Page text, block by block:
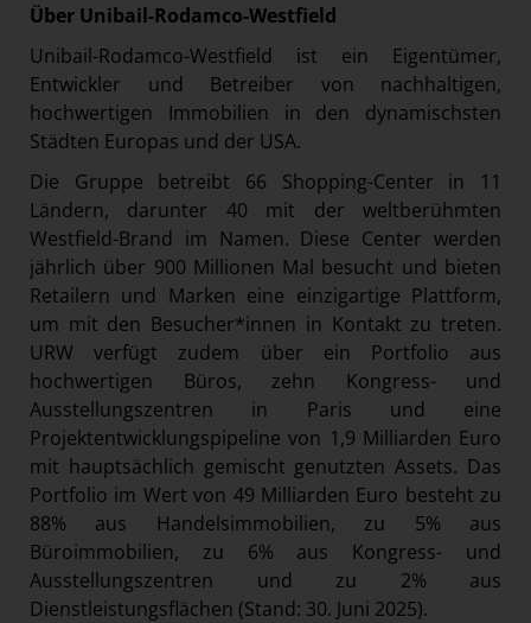
Über Unibail-Rodamco-Westfield
Unibail-Rodamco-Westfield ist ein Eigentümer,
Entwickler und Betreiber von nachhaltigen,
hochwertigen Immobilien in den dynamischsten
Städten Europas und der USA.
Die Gruppe betreibt 66 Shopping-Center in 11
Ländern, darunter 40 mit der weltberühmten
Westfield-Brand im Namen. Diese Center werden
jährlich über 900 Millionen Mal besucht und bieten
Retailern und Marken eine einzigartige Plattform,
um mit den Besucher*innen in Kontakt zu treten.
URW verfügt zudem über ein Portfolio aus
hochwertigen Büros, zehn Kongress- und
Ausstellungszentren in Paris und eine
Projektentwicklungspipeline von 1,9 Milliarden Euro
mit hauptsächlich gemischt genutzten Assets. Das
Portfolio im Wert von 49 Milliarden Euro besteht zu
88% aus Handelsimmobilien, zu 5% aus
Büroimmobilien, zu 6% aus Kongress- und
Ausstellungszentren und zu 2% aus
Dienstleistungsflächen (Stand: 30. Juni 2025).